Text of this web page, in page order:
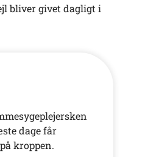
bliver givet dagligt i
dage får
kroppen.